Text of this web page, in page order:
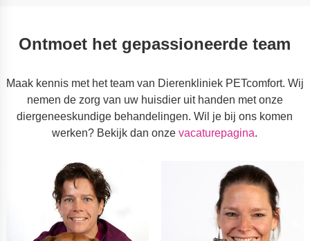
Ontmoet het gepassioneerde team
Maak kennis met het team van Dierenkliniek PETcomfort. Wij
nemen de zorg van uw huisdier uit handen met onze
diergeneeskundige behandelingen. Wil je bij ons komen
werken? Bekijk dan onzevacaturepagina.